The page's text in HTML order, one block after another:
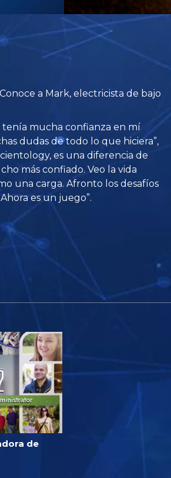
a Mark, electricista de bajo
tenía mucha confianza en mí
dudas de todo lo que hiciera”,
es una diferencia de
más confiado. Veo la vida
una carga. Afronto los desafíos
es un juego”.
de